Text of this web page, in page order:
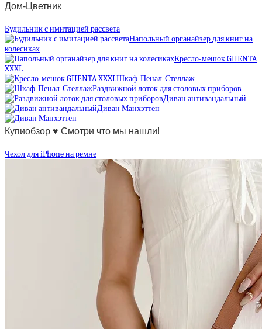
Дом-Цветник
Будильник с имитацией рассвета
Напольный органайзер для книг на
колесиках
Кресло-мешок GHENTA
XXXL
Шкаф-Пенал-Стеллаж
Раздвижной лоток для столовых приборов
Диван антивандальный
Диван Манхэттен
Купиобзор ♥ Смотри что мы нашли!
Чехол для iPhone на ремне